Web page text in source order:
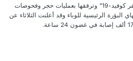
وتعتمد الصين استراتيجية "صفر كوفيد-19" وترفقها بعمليات حجر وفحوصات
الرئيسية للوباء وقد أعلنت الثلاثاء عن